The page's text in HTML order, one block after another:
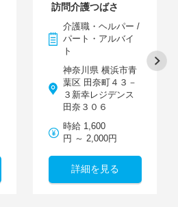
訪問介護つばさ
介護職・ヘルパー /
パート・アルバイ
ト
神奈川県 横浜市青
葉区 田奈町４３－
３新幸レジデンス
田奈３０６
時給 1,600
円 ～ 2,000円
詳細を見る